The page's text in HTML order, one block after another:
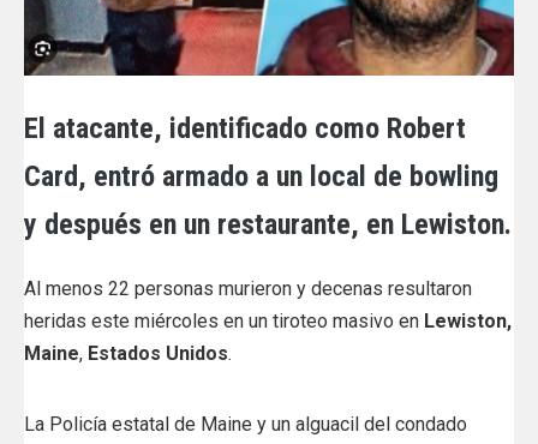
El atacante, identificado como Robert
Card, entró armado a un local de bowling
y después en un restaurante, en Lewiston.
Al menos 22 personas murieron y decenas resultaron
heridas este miércoles en un tiroteo masivo en Lewiston,
Maine, Estados Unidos.
La Policía estatal de Maine y un alguacil del condado